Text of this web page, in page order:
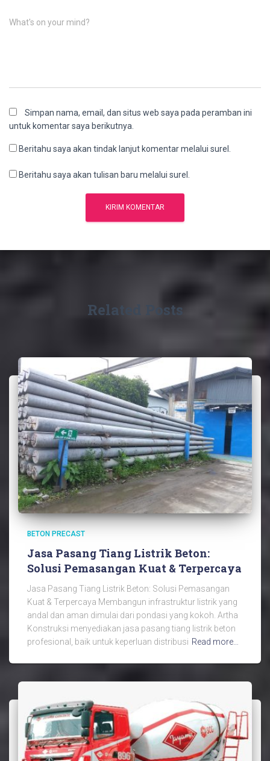
What's on your mind?
Simpan nama, email, dan situs web saya pada peramban ini
untuk komentar saya berikutnya.
Beritahu saya akan tindak lanjut komentar melalui surel.
Beritahu saya akan tulisan baru melalui surel.
Related Posts
BETON PRECAST
Jasa Pasang Tiang Listrik Beton:
Solusi Pemasangan Kuat & Terpercaya
Jasa Pasang Tiang Listrik Beton: Solusi Pemasangan
Kuat & Terpercaya Membangun infrastruktur listrik yang
andal dan aman dimulai dari pondasi yang kokoh. Artha
Konstruksi menyediakan jasa pasang tiang listrik beton
profesional, baik untuk keperluan distribusi Read more…